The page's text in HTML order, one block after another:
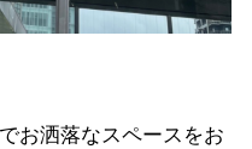
お洒落なスペースをお